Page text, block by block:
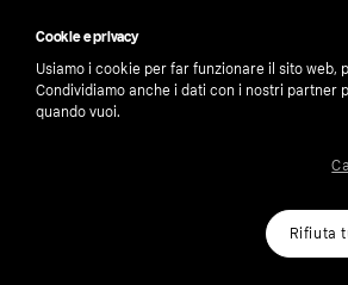
Cookie e privacy
Usiamo i cookie per far funzionare il sito web,
Condividiamo anche i dati con i nostri partner
quando vuoi.
Rifiuta